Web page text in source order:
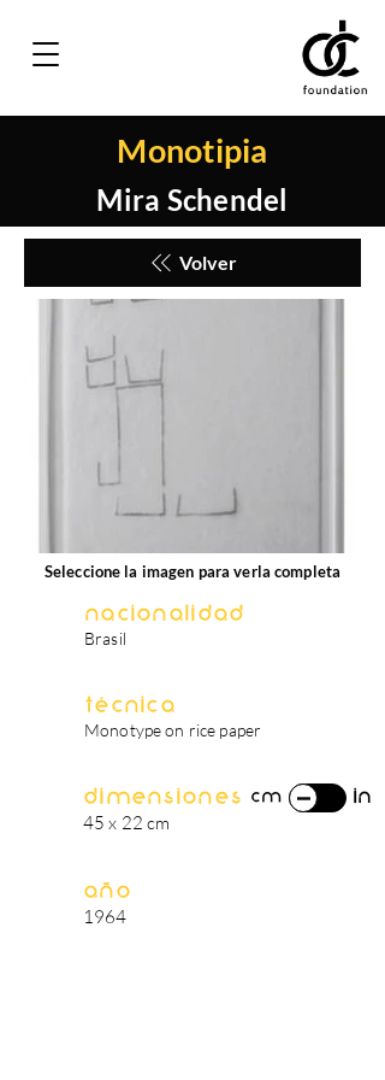
Monotipia
Mira Schendel
Volver
Seleccione la imagen para verla completa
Nacionalidad
Brasil
Técnica
Monotype on rice paper
Dimensiones
45 x 22 cm
cm in
Año
1964